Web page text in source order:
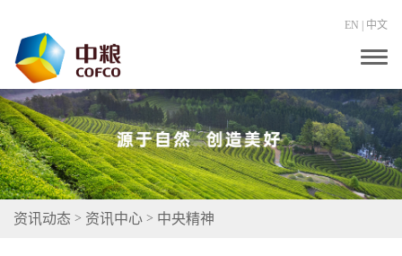
EN 中文
T
g
g
e
n
a
v
i
资讯动态 > 资讯中心 > 中央精神